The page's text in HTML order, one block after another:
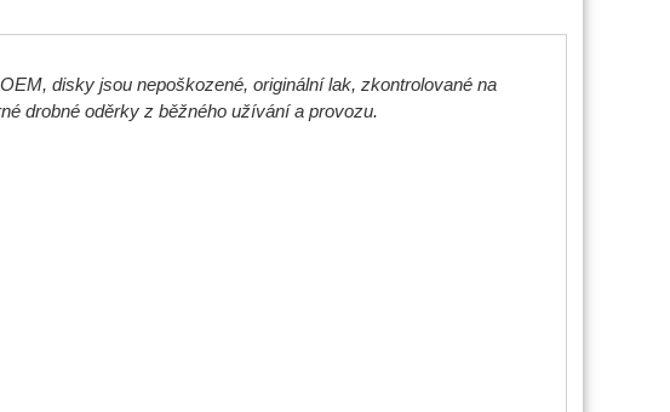
disky jsou nepoškozené, originální lak, zkontrolované na
drobné oděrky z běžného užívání a provozu.